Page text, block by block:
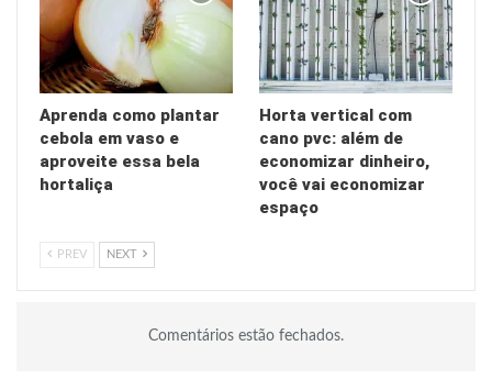
Aprenda como plantar
cebola em vaso e
aproveite essa bela
hortaliça
Horta vertical com
cano pvc: além de
economizar dinheiro,
você vai economizar
espaço
PREV NEXT
Comentários estão fechados.